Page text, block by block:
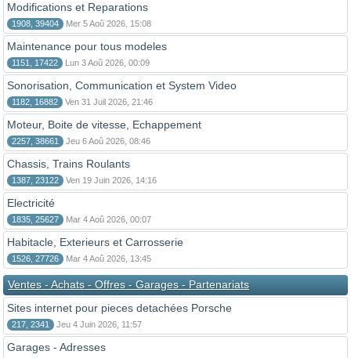
Modifications et Reparations
1908, 39404 Mer 5 Aoû 2026, 15:08
Maintenance pour tous modeles
1151, 17422 Lun 3 Aoû 2026, 00:09
Sonorisation, Communication et System Video
1182, 16882 Ven 31 Juil 2026, 21:46
Moteur, Boite de vitesse, Echappement
2257, 38661 Jeu 6 Aoû 2026, 08:46
Chassis, Trains Roulants
1387, 23122 Ven 19 Juin 2026, 14:16
Electricité
1835, 25627 Mar 4 Aoû 2026, 00:07
Habitacle, Exterieurs et Carrosserie
1526, 27726 Mar 4 Aoû 2026, 13:45
Ventes - Achats - Offres - Garages - Partenariats
Sites internet pour pieces detachées Porsche
217, 2341 Jeu 4 Juin 2026, 11:57
Garages - Adresses